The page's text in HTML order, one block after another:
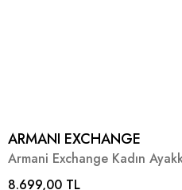
ARMANI EXCHANGE
Armani Exchange Kadın
8.699,00 TL